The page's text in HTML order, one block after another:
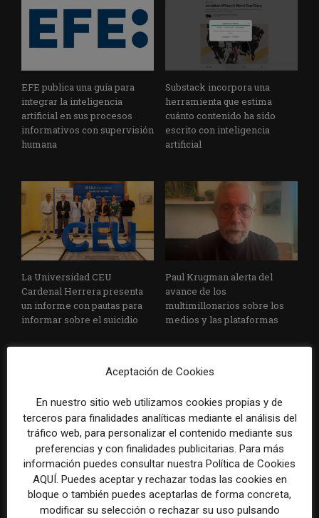
EFE publica una guía para
integrar la inteligencia
artificial en sus procesos
informativos con supervisión
humana
Substack incorpora una
herramienta que estima
cuánto contenido ha sido
escrito con inteligencia
artificial
La Universidad CEU
Cardenal Herrera presenta
un informe con pautas para
informar sobre el suicidio
Paul Krugman alerta del
avance de los
multimillonarios sobre los
medios y las plataformas
La Marea cierra 2025 con
superávit, pero su
cooperativa pierde 38.542
euros
El Premio Gabo 2026
reconoce cinco historias de
Brasil, España y El Salvador
sobre el poder, la memoria y
la violencia
Aceptación de Cookies
En nuestro sitio web utilizamos cookies propias y de
terceros para finalidades analíticas mediante el análisis del
tráfico web, para personalizar el contenido mediante sus
preferencias y con finalidades publicitarias. Para más
información puedes consultar nuestra Política de Cookies
AQUÍ. Puedes aceptar y rechazar todas las cookies en
bloque o también puedes aceptarlas de forma concreta,
modificar su selección o rechazar su uso pulsando